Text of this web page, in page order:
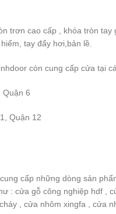
trơn cao cấp , khóa tròn
tay đẩy hơi,bản lề.
còn cung cấp cửa tại
Quận 6
Quận 12
cấp những dòng sản
: cửa gỗ công nghiệp hdf ,
, cửa nhôm xingfa , cửa